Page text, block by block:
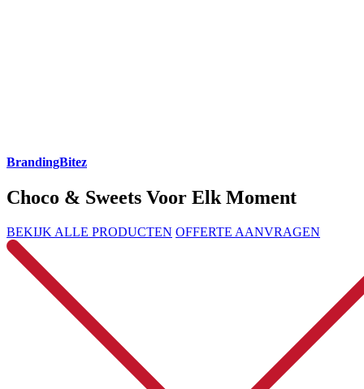
BrandingBitez
Choco & Sweets Voor Elk Moment
BEKIJK ALLE PRODUCTEN OFFERTE AANVRAGEN